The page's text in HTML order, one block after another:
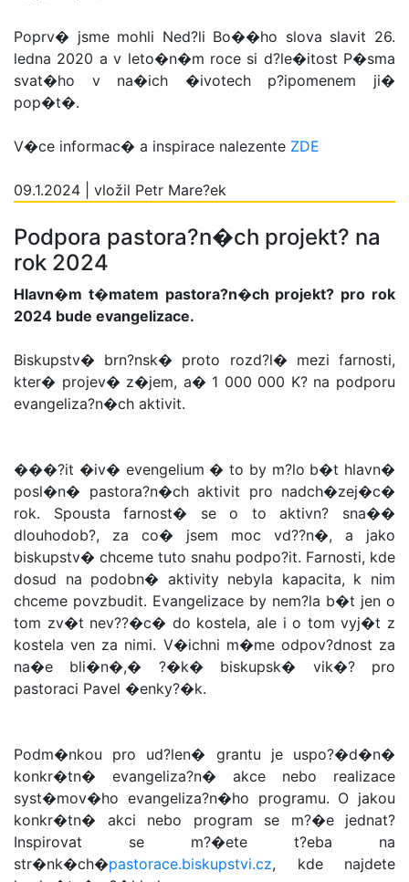
Poprv� jsme mohli Ned?li Bo��ho slova slavit 26.
ledna 2020 a v leto�n�m roce si d?le�itost P�sma
svat�ho v na�ich �ivotech p?ipomenem ji�
pop�t�.
V�ce informac� a inspirace nalezente ZDE
09.1.2024 | vložil Petr Mare?ek
Podpora pastora?n�ch projekt? na
rok 2024
Hlavn�m t�matem pastora?n�ch projekt? pro rok
2024 bude evangelizace.
Biskupstv� brn?nsk� proto rozd?l� mezi farnosti,
kter� projev� z�jem, a� 1 000 000 K? na podporu
evangeliza?n�ch aktivit.
���?it �iv� evengelium � to by m?lo b�t hlavn�
posl�n� pastora?n�ch aktivit pro nadch�zej�c�
rok. Spousta farnost� se o to aktivn? sna��
dlouhodob?, za co� jsem moc vd??n�, a jako
biskupstv� chceme tuto snahu podpo?it. Farnosti, kde
dosud na podobn� aktivity nebyla kapacita, k nim
chceme povzbudit. Evangelizace by nem?la b�t jen o
tom zv�t nev??�c� do kostela, ale i o tom vyj�t z
kostela ven za nimi. V�ichni m�me odpov?dnost za
na�e bli�n�,� ?�k� biskupsk� vik�? pro
pastoraci Pavel �enky?�k.
Podm�nkou pro ud?len� grantu je uspo?�d�n�
konkr�tn� evangeliza?n� akce nebo realizace
syst�mov�ho evangeliza?n�ho programu. O jakou
konkr�tn� akci nebo program se m?�e jednat?
Inspirovat se m?�ete t?eba na
str�nk�ch�pastorace.biskupstvi.cz, kde najdete